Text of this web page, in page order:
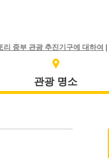
리 중부 관광 추진기구에 대하여
관광 명소